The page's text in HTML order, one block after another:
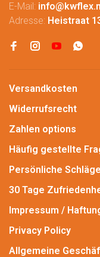
E-Mail:
Adresse: Heistraat
Versandkosten
Widerrufsrecht
Zahlen options
Häufig gestellte
Persönliche
30 Tage
Impressum /
Privacy Policy
Allgemeine